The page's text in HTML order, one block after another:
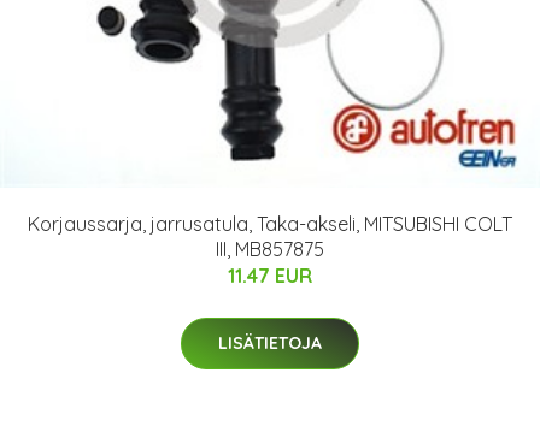
Korjaussarja, jarrusatula, Taka-akseli, MITSUBISHI COLT
III, MB857875
11.47 EUR
LISÄTIETOJA